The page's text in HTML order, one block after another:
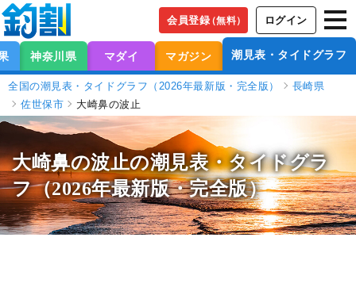
会員登録（無料） ログイン
神奈川県 マダイ マガジン 潮見表・タイドグラフ
全国の潮見表・タイドグラフ（2026年最新版・完全版）
長崎県
佐世保市
大崎鼻の波止
大崎鼻の波止の潮見表・タイドグラ
フ（2026年最新版・完全版）